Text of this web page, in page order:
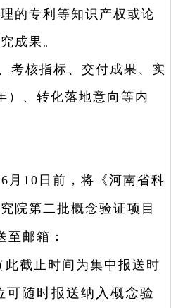
的专利等知识产权或论
成果。
考核指标、交付成果、实
）、转化落地意向等内
月10日前，将《河南省科
院第二批概念验证项目
邮箱：
截止时间为集中报送时
可随时报送纳入概念验